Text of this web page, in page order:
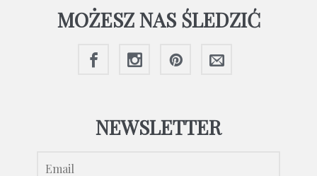
MOŻESZ NAS ŚLEDZIĆ
NEWSLETTER